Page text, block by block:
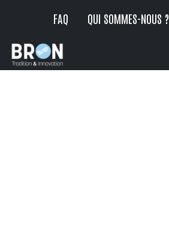
FAQ
QUI SOMMES-NOUS ?